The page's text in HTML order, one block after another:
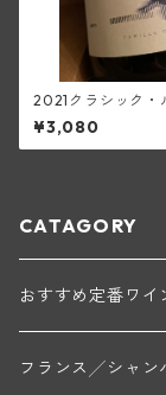
2021クラシック・
ピク・サン・ルー<
ー・ド・ロルチュ
チュ)
¥3,080
CATAGORY
おすすめ定番ワイ
フランス╱シャン